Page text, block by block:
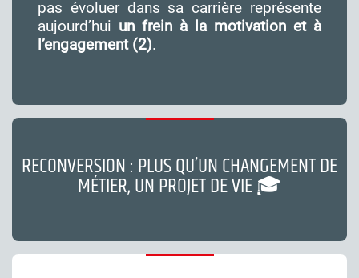
pas évoluer dans sa carrière représente
aujourd’hui un frein à la motivation et à
l’engagement (2).
RECONVERSION : PLUS QU’UN CHANGEMENT DE
MÉTIER, UN PROJET DE VIE 🎓